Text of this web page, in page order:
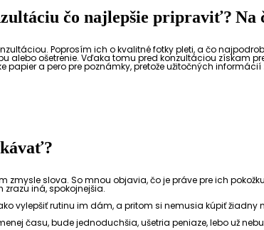
čo najlepšie pripraviť? Na
Poprosím ich o kvalitné fotky pleti, a čo
ošetrenie. Vďaka tomu pred konzultáciou získam
a pero pre poznámky, pretože užitočných
zmysle slova. So mnou objavia, čo je práve pre ich
iná, spokojnejšia.
vylepšiť rutinu im dám, a pritom si nemusia kúpiť žiadny
času, bude jednoduchšia, ušetria peniaze, lebo už